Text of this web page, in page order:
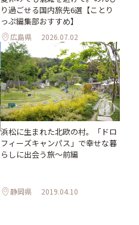
り過ごせる国内旅先6選【ことり
っぷ編集部おすすめ】
広島県 2026.07.02
浜松に生まれた北欧の村。「ドロ
フィーズキャンパス」で幸せな暮
らしに出会う旅～前編
静岡県 2019.04.10